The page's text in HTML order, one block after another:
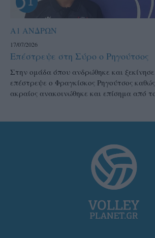
Α1 ΑΝΔΡΩΝ
17/07/2026
Επέστρεψε στη Σύρο ο Ρηγούτσος
Στην ομάδα όπου ανδρώθηκε και
επέστρεψε ο Φραγκίσκος Ρηγούτσος
ακραίος ανακοινώθηκε και επίσημα από